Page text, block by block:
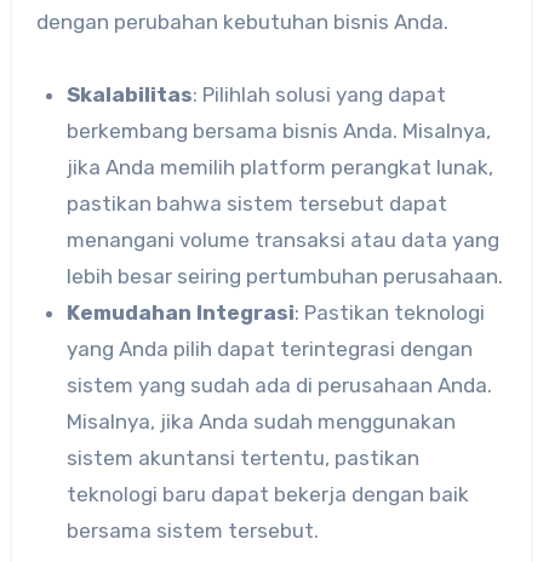
dengan perubahan kebutuhan bisnis Anda.
Skalabilitas: Pilihlah solusi yang dapat
berkembang bersama bisnis Anda. Misalnya,
jika Anda memilih platform perangkat lunak,
pastikan bahwa sistem tersebut dapat
menangani volume transaksi atau data yang
lebih besar seiring pertumbuhan perusahaan.
Kemudahan Integrasi: Pastikan teknologi
yang Anda pilih dapat terintegrasi dengan
sistem yang sudah ada di perusahaan Anda.
Misalnya, jika Anda sudah menggunakan
sistem akuntansi tertentu, pastikan
teknologi baru dapat bekerja dengan baik
bersama sistem tersebut.